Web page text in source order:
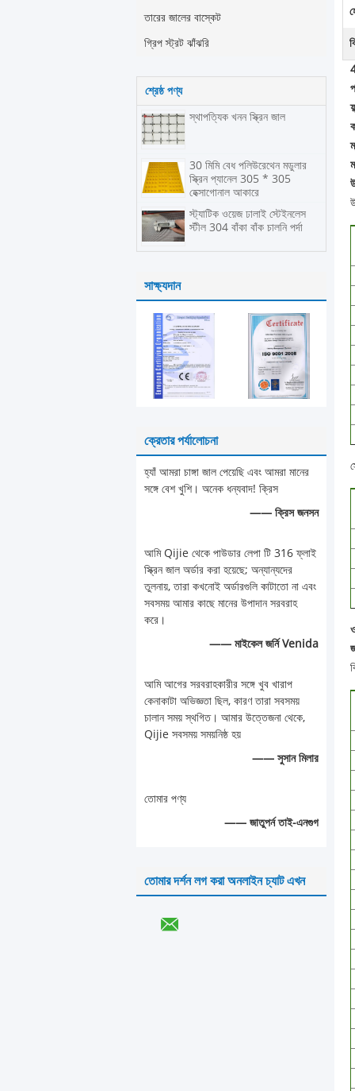
তারের জালের বাস্কেট
গ্রিপ স্ট্রট ঝাঁঝরি
শ্রেষ্ঠ পণ্য
স্থাপত্যিক খনন স্ক্রিন জাল
30 মিমি বেধ পলিউরেথেন মডুলার
স্ক্রিন প্যানেল 305 * 305
হেক্সাগোনাল আকারে
স্ট্যাটিক ওয়েজ ঢালাই স্টেইনলেস
স্টীল 304 বাঁকা বাঁক চালনি পর্দা
সাক্ষ্যদান
ক্রেতার পর্যালোচনা
হ্যাঁ আমরা চাঙ্গা জাল পেয়েছি এবং আমরা মানের
সঙ্গে বেশ খুশি। অনেক ধন্যবাদ! ক্রিস
—— ক্রিস জনসন
আমি Qijie থেকে পাউডার লেপা টি 316 ফ্লাই
স্ক্রিন জাল অর্ডার করা হয়েছে; অন্যান্যদের
তুলনায়, তারা কখনোই অর্ডারগুলি কাটাতো না এবং
সবসময় আমার কাছে মানের উপাদান সরবরাহ
করে।
—— মাইকেল জর্নি Venida
আমি আগের সরবরাহকারীর সঙ্গে খুব খারাপ
কেনাকাটা অভিজ্ঞতা ছিল, কারণ তারা সবসময়
চালান সময় স্থগিত। আমার উত্তেজনা থেকে,
Qijie সবসময় সময়নিষ্ঠ হয়
—— সুসান মিলার
তোমার পণ্য
—— জাতুপর্ন তাই-এনগুগ
তোমার দর্শন লগ করা অনলাইন চ্যাট এখন